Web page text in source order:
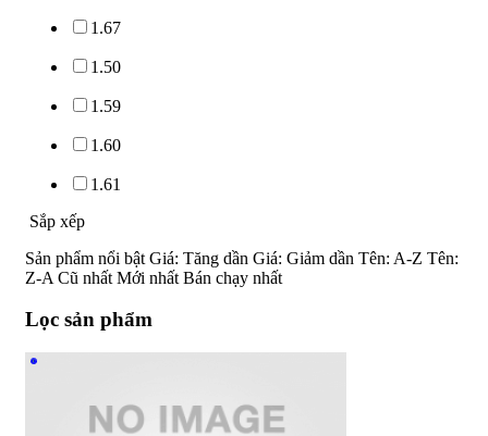
1.67
1.50
1.59
1.60
1.61
Sắp xếp
Sản phẩm nổi bật Giá: Tăng dần Giá: Giảm dần Tên: A-Z Tên:
Z-A Cũ nhất Mới nhất Bán chạy nhất
Lọc sản phẩm